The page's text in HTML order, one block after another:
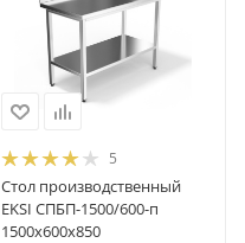
5
Стол производственный
EKSI СПБП-1500/600-п
1500x600x850